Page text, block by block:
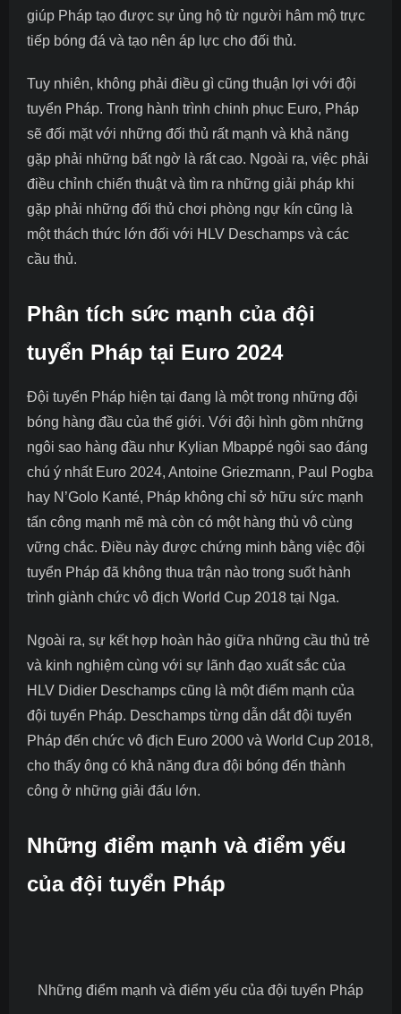
giúp Pháp tạo được sự ủng hộ từ người hâm mộ trực
tiếp bóng đá và tạo nên áp lực cho đối thủ.
Tuy nhiên, không phải điều gì cũng thuận lợi với đội
tuyển Pháp. Trong hành trình chinh phục Euro, Pháp
sẽ đối mặt với những đối thủ rất mạnh và khả năng
gặp phải những bất ngờ là rất cao. Ngoài ra, việc phải
điều chỉnh chiến thuật và tìm ra những giải pháp khi
gặp phải những đối thủ chơi phòng ngự kín cũng là
một thách thức lớn đối với HLV Deschamps và các
cầu thủ.
Phân tích sức mạnh của đội
tuyển Pháp tại Euro 2024
Đội tuyển Pháp hiện tại đang là một trong những đội
bóng hàng đầu của thế giới. Với đội hình gồm những
ngôi sao hàng đầu như Kylian Mbappé ngôi sao đáng
chú ý nhất Euro 2024, Antoine Griezmann, Paul Pogba
hay N’Golo Kanté, Pháp không chỉ sở hữu sức mạnh
tấn công mạnh mẽ mà còn có một hàng thủ vô cùng
vững chắc. Điều này được chứng minh bằng việc đội
tuyển Pháp đã không thua trận nào trong suốt hành
trình giành chức vô địch World Cup 2018 tại Nga.
Ngoài ra, sự kết hợp hoàn hảo giữa những cầu thủ trẻ
và kinh nghiệm cùng với sự lãnh đạo xuất sắc của
HLV Didier Deschamps cũng là một điểm mạnh của
đội tuyển Pháp. Deschamps từng dẫn dắt đội tuyển
Pháp đến chức vô địch Euro 2000 và World Cup 2018,
cho thấy ông có khả năng đưa đội bóng đến thành
công ở những giải đấu lớn.
Những điểm mạnh và điểm yếu
của đội tuyển Pháp
Những điểm mạnh và điểm yếu của đội tuyển Pháp